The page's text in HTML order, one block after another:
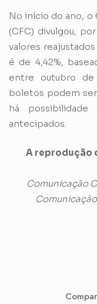
No início do ano,
(CFC) divulgou,
valores
é de 4,42%,
entre outubro
boletos podem
há
antecipados.
A reprodução
Comunicação